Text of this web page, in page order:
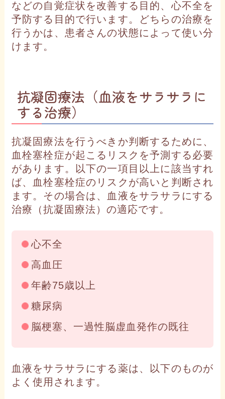
などの自覚症状を改善する目的、心不全を
予防する目的で行います。どちらの治療を
行うかは、患者さんの状態によって使い分
けます。
抗凝固療法（血液をサラサラに
する治療）
抗凝固療法を行うべきか判断するために、
血栓塞栓症が起こるリスクを予測する必要
があります。以下の一項目以上に該当すれ
ば、血栓塞栓症のリスクが高いと判断され
ます。その場合は、血液をサラサラにする
治療（抗凝固療法）の適応です。
心不全
高血圧
年齢75歳以上
糖尿病
脳梗塞、一過性脳虚血発作の既往
血液をサラサラにする薬は、以下のものが
よく使用されます。